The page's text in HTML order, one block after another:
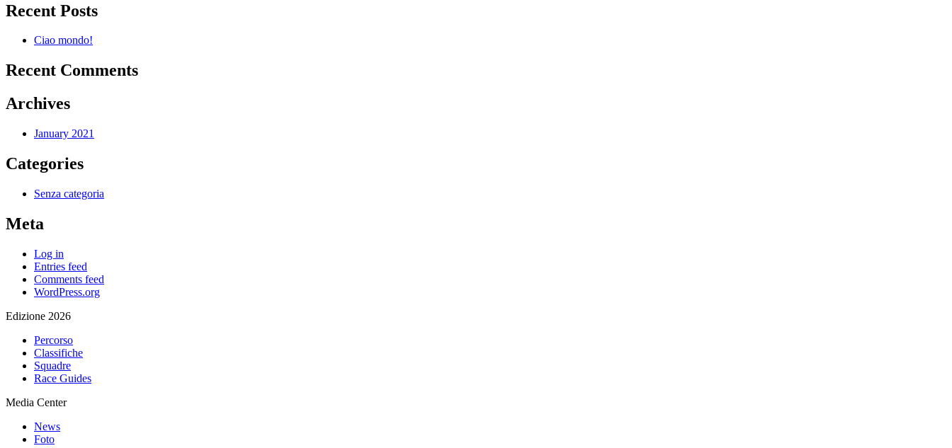
Recent Posts
Ciao mondo!
Recent Comments
Archives
January 2021
Categories
Senza categoria
Meta
Log in
Entries feed
Comments feed
WordPress.org
Edizione 2026
Percorso
Classifiche
Squadre
Race Guides
Media Center
News
Foto